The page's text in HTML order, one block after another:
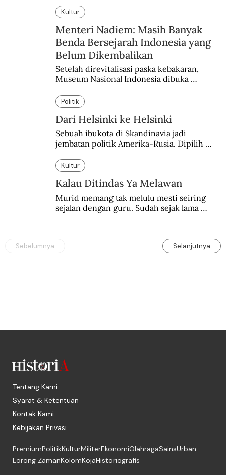
Kultur
Menteri Nadiem: Masih Banyak
Benda Bersejarah Indonesia yang
Belum Dikembalikan
Setelah direvitalisasi paska kebakaran,
Museum Nasional Indonesia dibuka
Pameran Repatriasi 2024.
Politik
Dari Helsinki ke Helsinki
Sebuah ibukota di Skandinavia jadi
jembatan politik Amerika-Rusia. Dipilih
Kultur
Kalau Ditindas Ya Melawan
Murid memang tak melulu mesti seiring
sejalan dengan guru. Sudah sejak lama
Sebelumnya Selanjutnya
Tentang Kami
Syarat & Ketentuan
Kontak Kami
Kebijakan Privasi
PremiumPolitikKulturMiliterEkonomiOlahragaSainsUrban
Lorong ZamanKolomKojaHistoriografis